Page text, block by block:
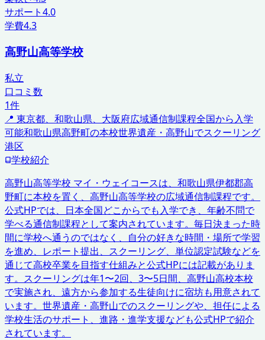
サポート4.0
学費4.3
高野山高等学校
私立
口コミ数
1件
📍 東京都、和歌山県、大阪府広域通信制課程全国から入学
可能和歌山県高野町の本校世界遺産・高野山でスクーリング
港区
学校紹介
高野山高等学校 マイ・ウェイコースは、和歌山県伊都郡高
野町に本校を置く、高野山高等学校の広域通信制課程です。
公式HPでは、日本全国どこからでも入学でき、年齢不問で
学べる通信制課程として案内されています。毎日決まった時
間に学校へ通うのではなく、自分の好きな時間・場所で学習
を進め、レポート提出、スクーリング、単位認定試験などを
通じて高校卒業を目指す仕組みと公式HPには記載がありま
す。スクーリングは年1〜2回、3〜5日間、高野山高校本校
で実施され、遠方から参加する生徒向けに宿坊も用意されて
います。世界遺産・高野山でのスクーリングや、担任による
学校生活のサポート、進路・進学支援なども公式HPで紹介
されています。